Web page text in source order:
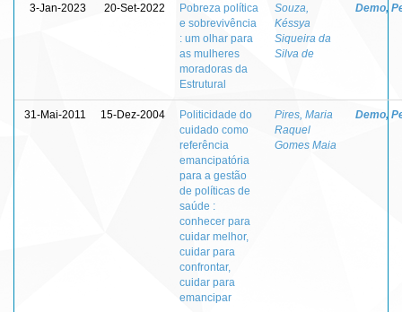
3-Jan-2023 20-Set-2022
Pobreza política
e sobrevivência
: um olhar para
as mulheres
moradoras da
Estrutural
Souza,
Késsya
Siqueira da
Silva de
Demo,
31-Mai-2011 15-Dez-2004
Politicidade do
cuidado como
referência
emancipatória
para a gestão
de políticas de
saúde :
conhecer para
cuidar melhor,
cuidar para
confrontar,
cuidar para
emancipar
Pires, Maria
Raquel
Gomes Maia
Demo,